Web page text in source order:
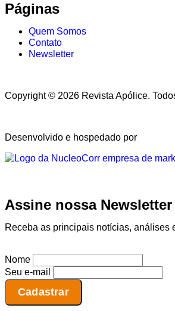
Páginas
Quem Somos
Contato
Newsletter
Copyright © 2026 Revista Apólice.
Desenvolvido e hospedado por
Assine nossa Newsletter
Receba as principais notícias, análises
Nome
Seu e-mail